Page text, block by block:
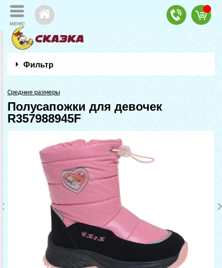
Фильтр
Средние размеры
Полусапожки для девочек
R357988945F